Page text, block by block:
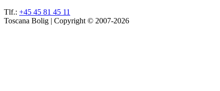
Tlf.: +45 45 81 45 11
Toscana Bolig | Copyright © 2007-2026